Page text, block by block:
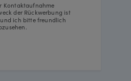
Kontaktaufnahme
der Rückwerbung ist
ich bitte freundlich